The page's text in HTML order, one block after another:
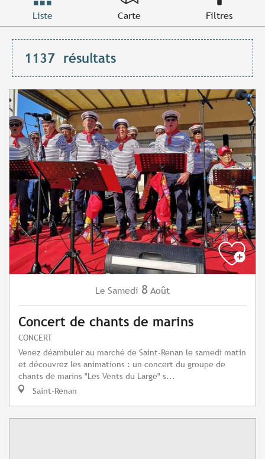
Liste Carte Filtres
1137 résultats
Le Samedi 8 Août
Concert de chants de marins
CONCERT
Venez déambuler au marché de Saint-Renan le samedi matin
et découvrez les animations : un concert du groupe de
chants de marins "Les Vents du Large" s...
Saint-Renan